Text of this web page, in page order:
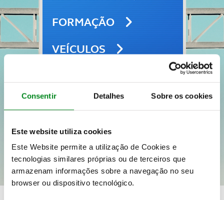
Consentir Detalhes Sobre os cookies
Este website utiliza cookies
Este Website permite a utilização de Cookies e
tecnologias similares próprias ou de terceiros que
armazenam informações sobre a navegação no seu
browser ou dispositivo tecnológico.
FORMAÇÃO
VEÍCULOS
VIAGENS E LAZER